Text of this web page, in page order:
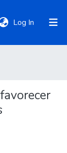
Log In (current)